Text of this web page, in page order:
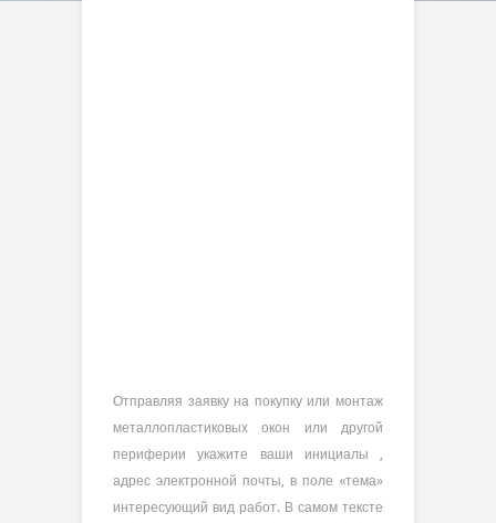
Отправляя заявку на покупку или монтаж
металлопластиковых окон или другой
периферии укажите ваши инициалы ,
адрес электронной почты, в поле «тема»
интересующий вид работ. В самом тексте